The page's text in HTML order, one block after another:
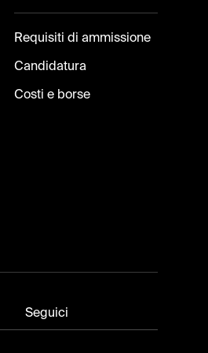
Requisiti di ammissione
Candidatura
Costi e borse
Seguici